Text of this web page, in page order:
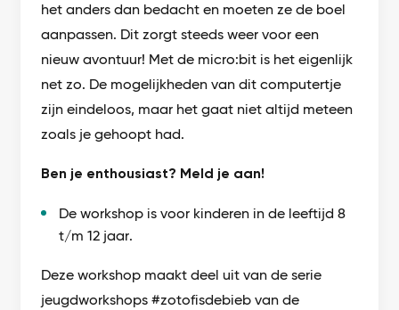
het anders dan bedacht en moeten ze de boel
aanpassen. Dit zorgt steeds weer voor een
nieuw avontuur! Met de micro:bit is het eigenlijk
net zo. De mogelijkheden van dit computertje
zijn eindeloos, maar het gaat niet altijd meteen
zoals je gehoopt had.
Ben je enthousiast? Meld je aan!
De workshop is voor kinderen in de leeftijd 8
t/m 12 jaar.
Deze workshop maakt deel uit van de serie
jeugdworkshops #zotofisdebieb van de